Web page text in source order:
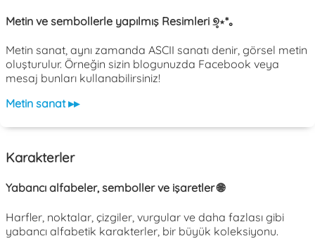
Metin ve sembollerle yapılmış Resimleri ୭̥⋆*｡
Metin sanat, aynı zamanda ASCII sanatı denir, görsel metin
oluşturulur. Örneğin sizin blogunuzda Facebook veya
mesaj bunları kullanabilirsiniz!
Metin sanat ▸▸
Karakterler
Yabancı alfabeler, semboller ve işaretler 🌐
Harfler, noktalar, çizgiler, vurgular ve daha fazlası gibi
yabancı alfabetik karakterler, bir büyük koleksiyonu.